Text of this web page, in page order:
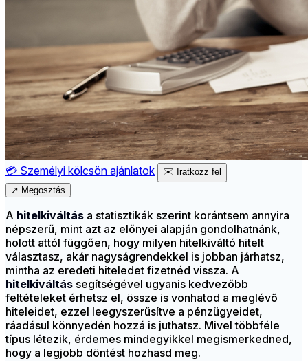
💳 Személyi kölcsön ajánlatok ✉️ Iratkozz fel
↗ Megosztás
A hitelkiváltás a statisztikák szerint korántsem annyira
népszerű, mint azt az előnyei alapján gondolhatnánk,
holott attól függően, hogy milyen hitelkiváltó hitelt
választasz, akár nagyságrendekkel is jobban járhatsz,
mintha az eredeti hiteledet fizetnéd vissza. A
hitelkiváltás segítségével ugyanis kedvezőbb
feltételeket érhetsz el, össze is vonhatod a meglévő
hiteleidet, ezzel leegyszerűsítve a pénzügyeidet,
ráadásul könnyedén hozzá is juthatsz. Mivel többféle
típus létezik, érdemes mindegyikkel megismerkedned,
hogy a legjobb döntést hozhasd meg.